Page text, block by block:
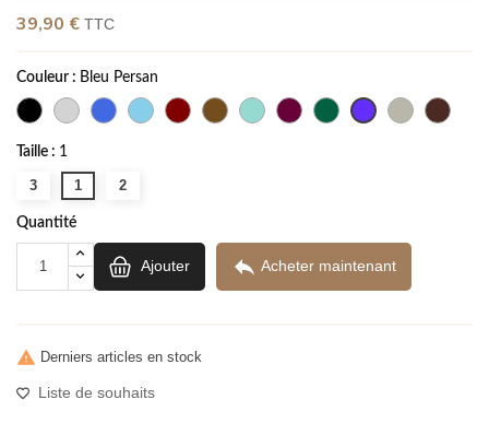
39,90 € TTC
Couleur : Bleu Persan
Taille : 1
3 1 2
Quantité
Ajouter  Acheter maintenant
 Derniers articles en stock
Liste de souhaits